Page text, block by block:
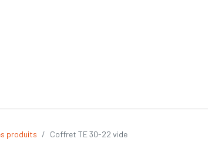
produits Coffret TE 30-22 vide